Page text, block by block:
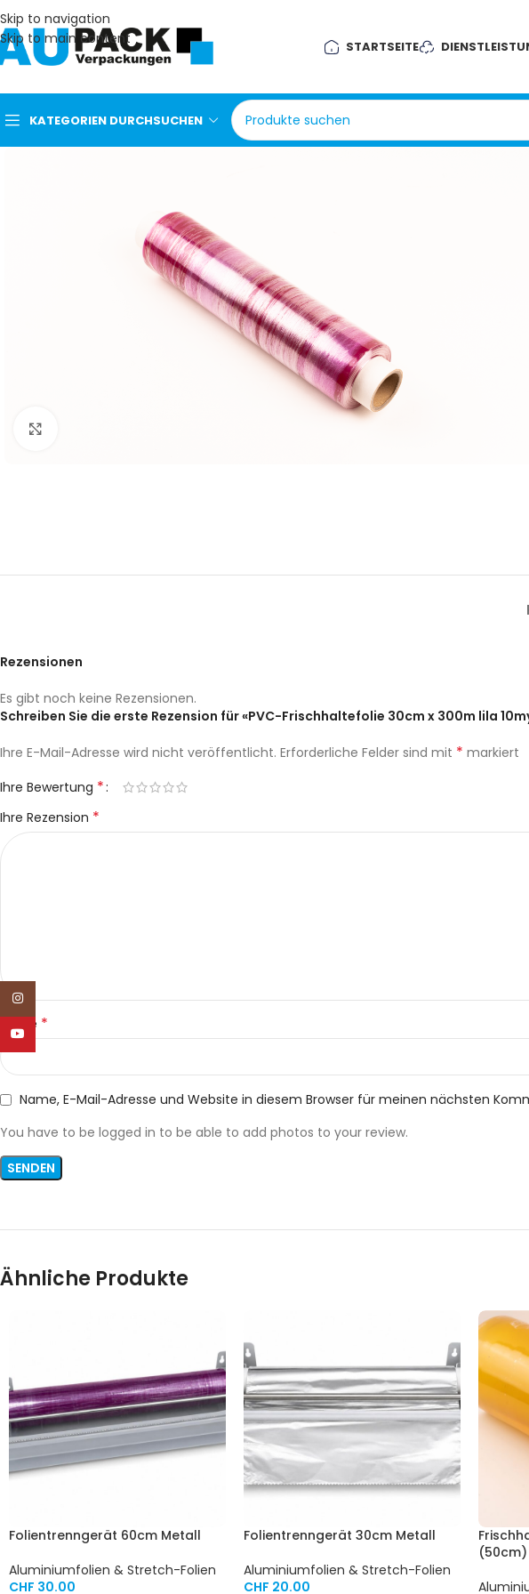
Skip to navigation
Skip to main content
STARTSEITE
KATEGORIEN DURCHSUCHEN
Pizzakarton
Rezensionen
Es gibt noch keine Rezensionen.
Schreiben Sie die erste Rezension für «PVC-Frischhaltefolie 30cm x 300m lila
Ihre E-Mail-Adresse wird nicht veröffentlicht. Erforderliche Felder sind mit * markiert
Ihre Bewertung *
Ihre Rezension *
Name *
Name, E-Mail-Adresse und Website in diesem Browser für meinen nächsten
You have to be logged in to be able to add photos to your review.
Ähnliche Produkte
Folientrenngerät 60cm Metall
Aluminiumfolien & Stretch-Folien
CHF 30.00
Folientrenngerät 30cm Metall
Aluminiumfolien & Stretch-Folien
CHF 20.00
(50cm)
Instagram
YouTube